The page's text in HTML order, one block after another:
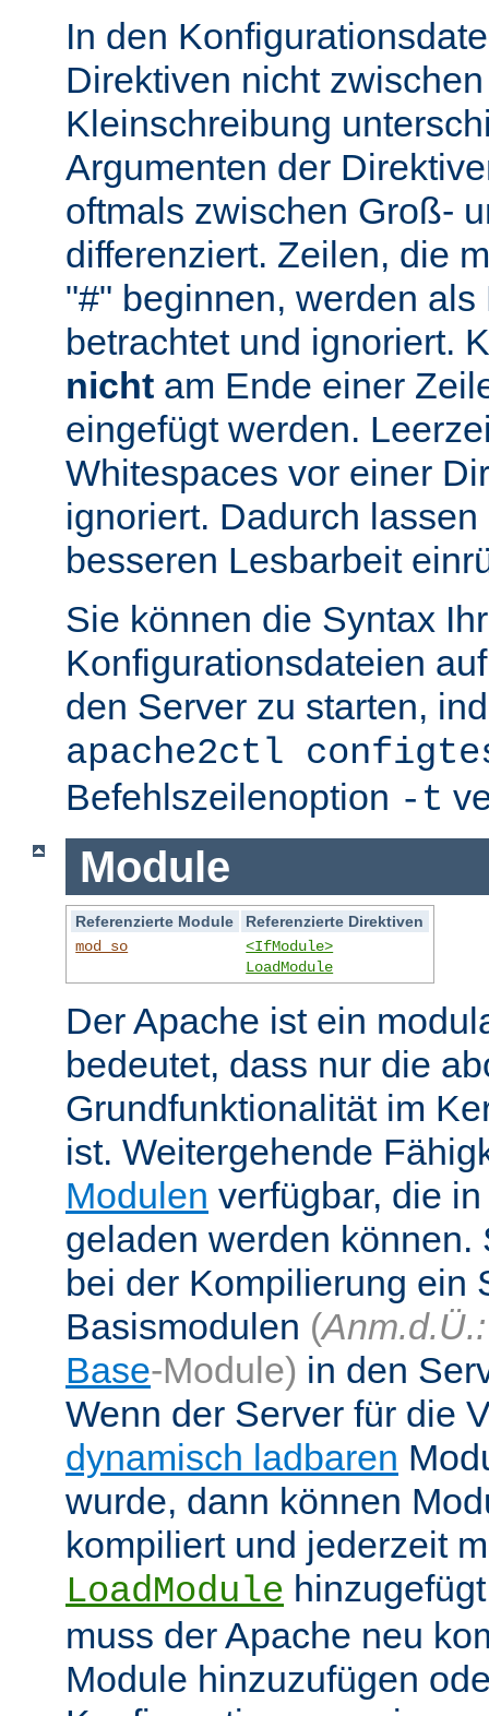
In den
Direktiven nicht
Kleinschreibung
Argumenten der
oftmals zwischen Groß-
differenziert. Zeilen, die
"#" beginnen, werden als
betrachtet und ignoriert.
nicht am Ende einer
eingefügt werden.
Whitespaces vor einer
ignoriert. Dadurch
besseren Lesbarbeit
Sie können die Syntax
Konfigurationsdateien
den Server zu starten,
apache2ctl
Befehlszeilenoption -t
Module
Referenzierte Module
Referenzierte Direktiven
mod_so
<IfModule>
LoadModule
Der Apache ist ein
bedeutet, dass nur die
Grundfunktionalität im
ist. Weitergehende
Modulen verfügbar, die
geladen werden
bei der Kompilierung ein
Basismodulen (Anm.d.Ü.:
Base-Module) in den
Wenn der Server für die
dynamisch ladbaren
wurde, dann können
kompiliert und jederzeit
LoadModule
muss der Apache neu
Module hinzuzufügen